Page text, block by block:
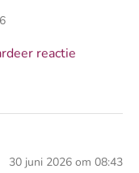
reactie
30 juni 2026 om 08:43